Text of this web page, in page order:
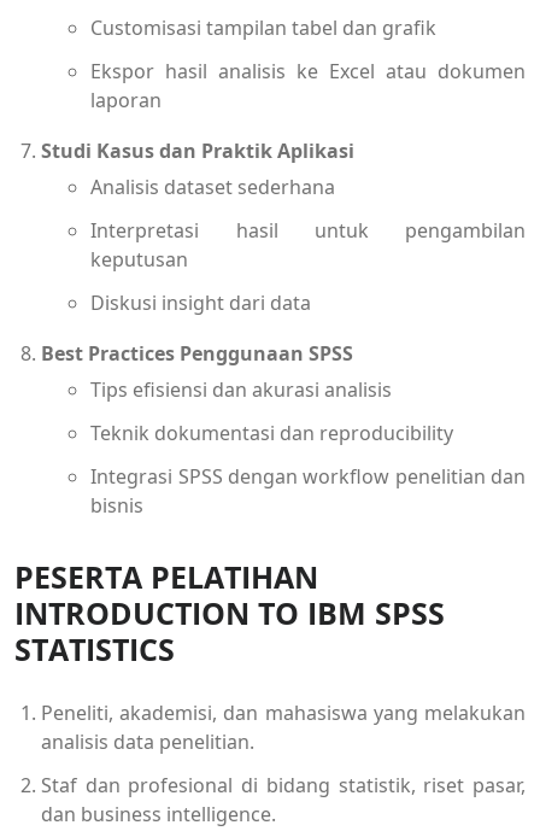
Customisasi tampilan tabel dan grafik
Ekspor hasil analisis ke Excel atau dokumen
laporan
Studi Kasus dan Praktik Aplikasi
Analisis dataset sederhana
Interpretasi hasil untuk pengambilan
keputusan
Diskusi insight dari data
Best Practices Penggunaan SPSS
Tips efisiensi dan akurasi analisis
Teknik dokumentasi dan reproducibility
Integrasi SPSS dengan workflow penelitian dan
bisnis
PESERTA PELATIHAN
INTRODUCTION TO IBM SPSS
STATISTICS
Peneliti, akademisi, dan mahasiswa yang melakukan
analisis data penelitian.
Staf dan profesional di bidang statistik, riset pasar,
dan business intelligence.